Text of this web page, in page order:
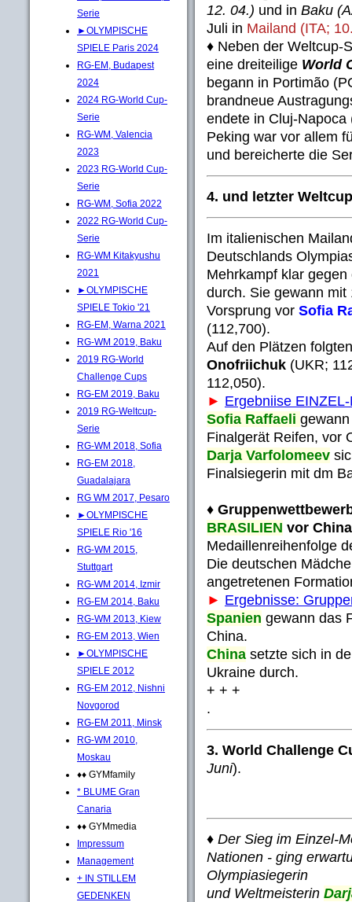
Serie
►OLYMPISCHE
SPIELE Paris 2024
RG-EM, Budapest
2024
2024 RG-World Cup-
Serie
RG-WM, Valencia
2023
2023 RG-World Cup-
Serie
RG-WM, Sofia 2022
2022 RG-World Cup-
Serie
RG-WM Kitakyushu
2021
►OLYMPISCHE
SPIELE Tokio '21
RG-EM, Warna 2021
RG-WM 2019, Baku
2019 RG-World
Challenge Cups
RG-EM 2019, Baku
2019 RG-Weltcup-
Serie
RG-WM 2018, Sofia
RG-EM 2018,
Guadalajara
RG WM 2017, Pesaro
►OLYMPISCHE
SPIELE Rio '16
RG-WM 2015,
Stuttgart
RG-WM 2014, Izmir
RG-EM 2014, Baku
RG-WM 2013, Kiew
RG-EM 2013, Wien
►OLYMPISCHE
SPIELE 2012
RG-EM 2012, Nishni
Novgorod
RG-EM 2011, Minsk
RG-WM 2010,
Moskau
♦♦ GYMfamily
* BLUME Gran
Canaria
♦♦ GYMmedia
Impressum
Management
+ IN STILLEM
GEDENKEN
12. 04.) und in Baku
Juli in Mailand (ITA;
♦ Neben der Weltcup-
eine dreiteilige World
begann in Portimão
brandneue
endete in Cluj-
Peking war vor allem
und bereicherte die
4. und letzter
Im italienischen
Deutschlands
Mehrkampf klar
durch. Sie gewann
Vorsprung vor Sofia
(112,700).
Auf den Plätzen
Onofriichuk (UKR;
112,050).
► Ergebniise
Sofia Raffaeli
Finalgerät Reifen, vor
Darja Varfolomeev
Finalsiegerin mit dm
♦
BRASILIEN vor
Medaillenreihenfolge
Die deutschen
angetretenen
► Ergebnisse:
Spanien gewann das
China.
China setzte sich in
Ukraine durch.
+ + +
.
3. World Challenge
Juni).
♦ Der Sieg im Einzel-
Nationen - ging
Olympiasiegerin
und Weltmeisterin